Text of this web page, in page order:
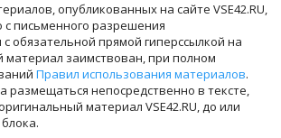
опубликованных на сайте VSE42.RU,
с письменного разрешения
обязательной прямой гиперссылкой на
материал заимствован, при полном
Правил использования материалов.
размещаться непосредственно в тексте,
материал VSE42.RU, до или